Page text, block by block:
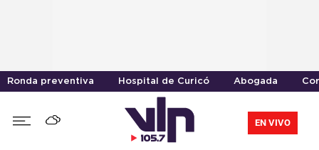
Ronda preventiva Hospital de Curicó Abogada
EN VIVO